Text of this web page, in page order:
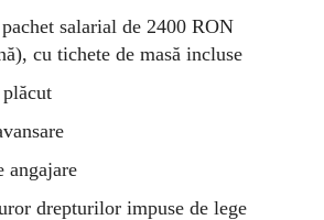
salarial de 2400 RON
cu tichete de masă incluse
angajare
drepturilor impuse de lege